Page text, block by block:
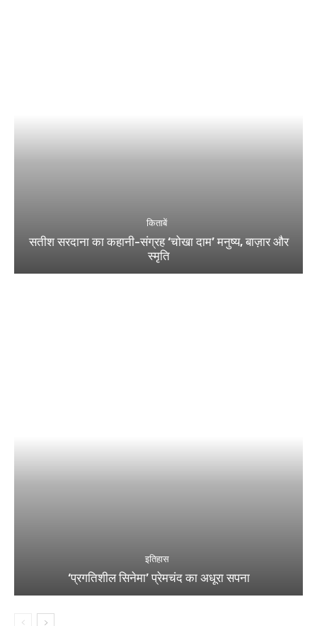
किताबें
सतीश सरदाना का कहानी-संग्रह ‘चोखा दाम’ मनुष्य, बाज़ार और
स्मृति
इतिहास
‘प्रगतिशील सिनेमा’ प्रेमचंद का अधूरा सपना